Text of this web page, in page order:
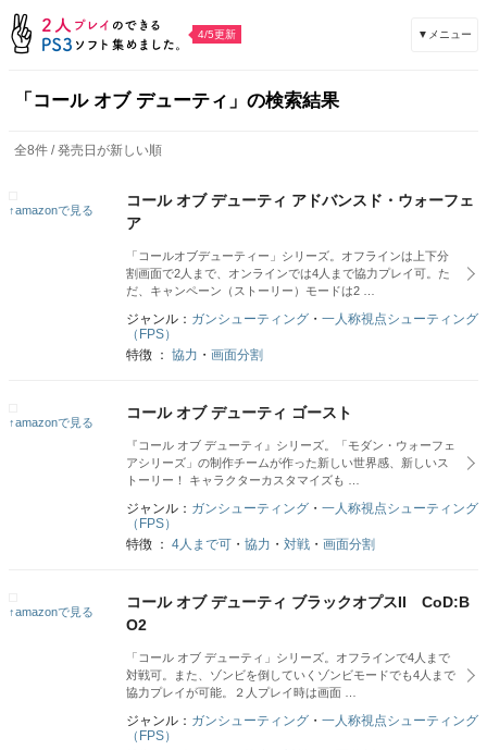
4/5更新 ▼メニュー
「コール オブ デューティ」の検索結果
全8件 / 発売日が新しい順
↑amazonで見る
コール オブ デューティ アドバンスド・ウォーフェ
ア
「コールオブデューティー」シリーズ。オフラインは上下分
割画面で2人まで、オンラインでは4人まで協力プレイ可。た
だ、キャンペーン（ストーリー）モードは2 …
ジャンル： ガンシューティング ・ 一人称視点シューティング
（FPS）
特徴 ： 協力 ・ 画面分割
↑amazonで見る
コール オブ デューティ ゴースト
『コール オブ デューティ』シリーズ。「モダン・ウォーフェ
アシリーズ」の制作チームが作った新しい世界感、新しいス
トーリー！ キャラクターカスタマイズも …
ジャンル： ガンシューティング ・ 一人称視点シューティング
（FPS）
特徴 ： 4人まで可 ・ 協力 ・ 対戦 ・ 画面分割
↑amazonで見る
コール オブ デューティ ブラックオプスII CoD:B
O2
「コール オブ デューティ」シリーズ。オフラインで4人まで
対戦可。また、ゾンビを倒していくゾンビモードでも4人まで
協力プレイが可能。２人プレイ時は画面 …
ジャンル： ガンシューティング ・ 一人称視点シューティング
（FPS）